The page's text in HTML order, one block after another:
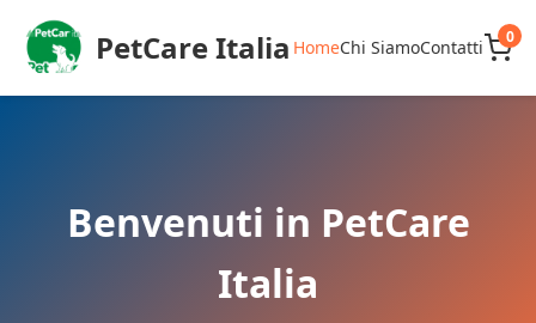
PetCare Italia HomeChi SiamoContatti 0
Benvenuti in PetCare
Italia